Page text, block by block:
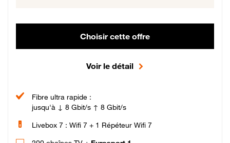
Choisir cette offre
Voir le détail
Fibre ultra rapide :
jusqu'à ↓ 8 Gbit/s ↑ 8 Gbit/s
Livebox 7 : Wifi 7 + 1 Répéteur Wifi 7